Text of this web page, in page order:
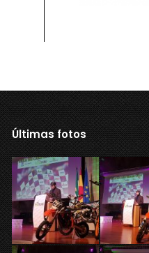
Últimas fotos